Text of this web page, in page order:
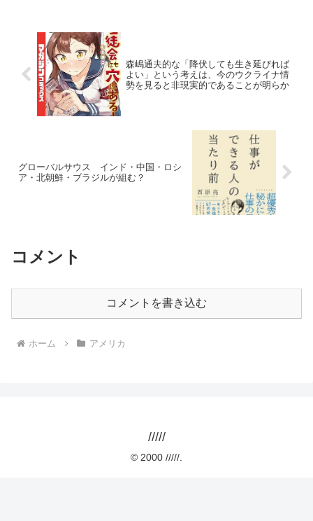
森嶋通夫的な「降伏しても生き延びれば
よい」という考えは、今のウクライナ情
勢を見ると非現実的であることが明らか
グローバルサウス インド・中国・ロシ
ア・北朝鮮・ブラジルが組む？
コメント
コメントを書き込む
ホーム アメリカ
/////
© 2000 /////.